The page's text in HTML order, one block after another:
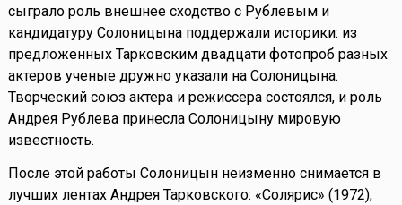
сыграло роль внешнее сходство с Рублевым и
кандидатуру Солоницына поддержали историки: из
предложенных Тарковским двадцати фотопроб разных
актеров ученые дружно указали на Солоницына.
Творческий союз актера и режиссера состоялся, и роль
Андрея Рублева принесла Солоницыну мировую
известность.
После этой работы Солоницын неизменно снимается в
лучших лентах Андрея Тарковского: «Солярис» (1972),